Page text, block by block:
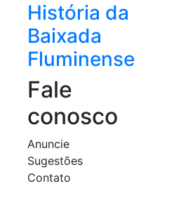
História da
Baixada
Fluminense
Fale
conosco
Anuncie
Sugestões
Contato